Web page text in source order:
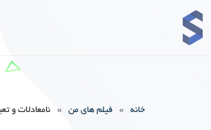
خانه » فیلم های من » نامعادلات و